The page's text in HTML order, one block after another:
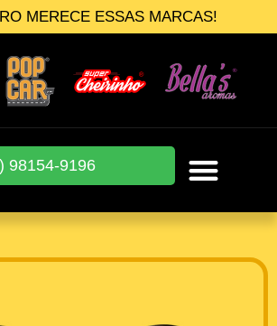
MERECE ESSAS MARCAS!
98154-9196